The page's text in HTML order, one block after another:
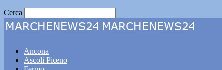
Cerca
Ancona
Ascoli Piceno